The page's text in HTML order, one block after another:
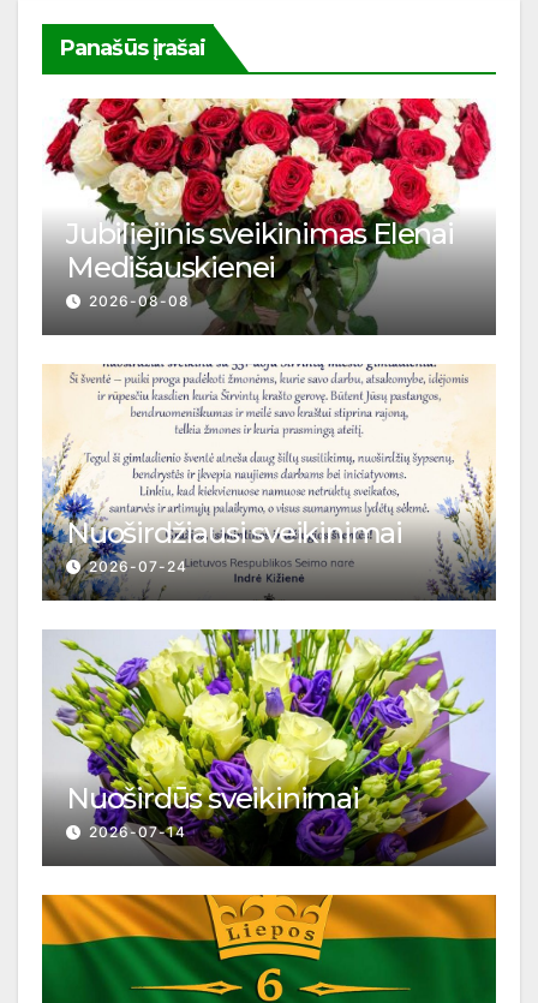
Panašūs įrašai
Jubiliejinis sveikinimas Elenai
Medišauskienei
2026-08-08
Nuoširdžiausi sveikinimai
2026-07-24
Nuoširdūs sveikinimai
2026-07-14